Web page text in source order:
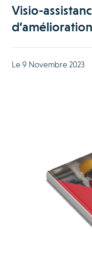
Visio-
Le 9 Novembre 2023